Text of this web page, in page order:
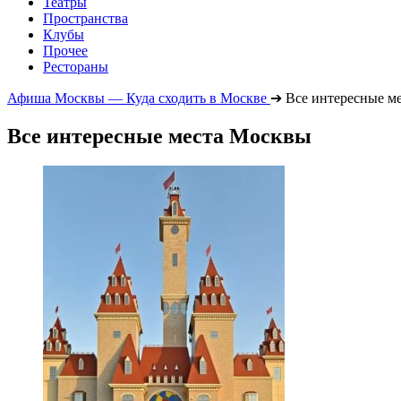
Пространства
Клубы
Прочее
Рестораны
Афиша Москвы — Куда сходить в Москве ➔ Все интересные
Все интересные места Москвы